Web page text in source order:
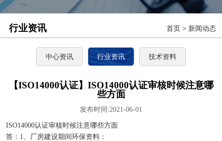
行业资讯 首页 > 新闻动态
中心资讯 行业资讯 技术资料
【ISO14000认证】ISO14000认证审核时候注意哪
些方面
发布时间:2021-06-01
ISO14000认证审核时候注意哪些方面
答：1、厂房建设期间环保资料：
CCC认证
TS16949认证
CQC志愿产品认证
OHS18000